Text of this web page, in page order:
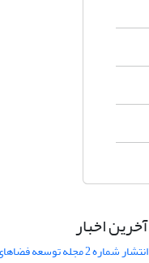
آخرین اخبار
انتشار شماره 2 مجله توسعه فضاهای پیراشهری